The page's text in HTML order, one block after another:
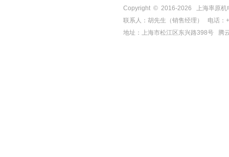
Copyright © 2016-2026
上海率原
联系人：胡先生（销售经理） 电话
地址：上海市松江区东兴路398号
腾